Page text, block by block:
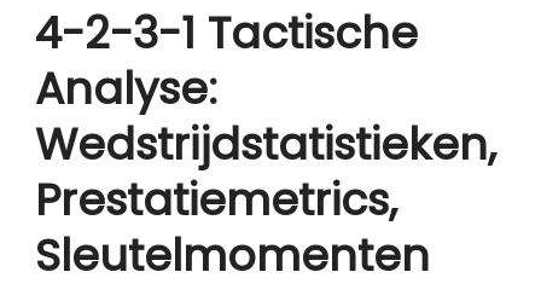
4-2-3-1 Tactische
Analyse:
Wedstrijdstatistieken,
Prestatiemetrics,
Sleutelmomenten